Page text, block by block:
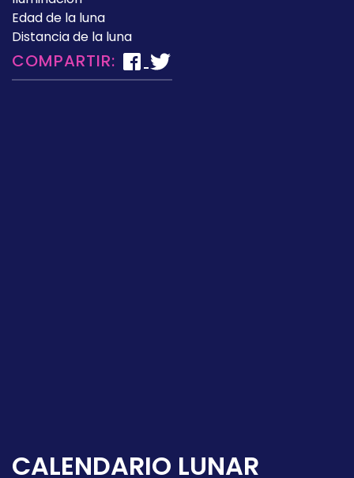
Edad de la luna
Distancia de la luna
COMPARTIR:
CALENDARIO LUNAR